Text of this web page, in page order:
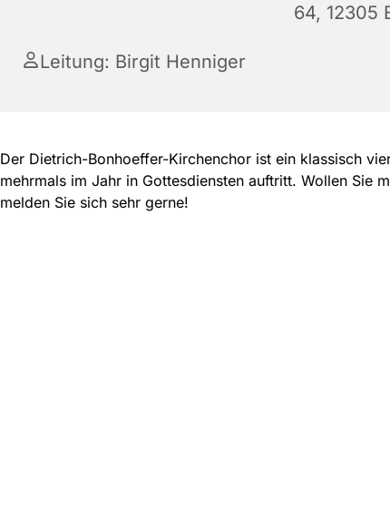
64, 12305
Leitung: Birgit Henniger
Der Dietrich-Bonhoeffer-Kirchenchor ist ein klassisch
mehrmals im Jahr in Gottesdiensten auftritt. Wollen Sie
melden Sie sich sehr gerne!